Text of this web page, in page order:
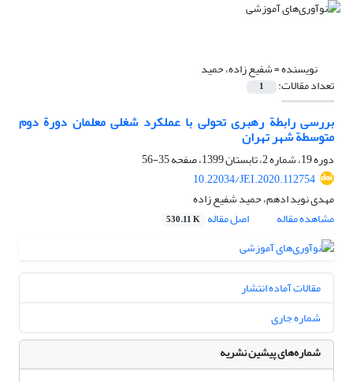
نویسنده =شفیع زاده، حمید
تعداد مقالات: 1
بررسی رابطة رهبری تحولی با عملکرد شغلی معلمان دورة دوم
متوسطة شهر تهران
دوره 19، شماره 2، تابستان 1399، صفحه
35-56
10.22034/JEI.2020.112754
مهدی نوید ادهم، حمید شفیع زاده
مشاهده مقاله
اصل مقاله 530.11 K
مقالات آماده انتشار
شماره جاری
شماره‌های پیشین نشریه